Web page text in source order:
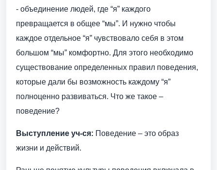
- объединение людей, где “я” каждого
превращается в общее “мы”. И нужно чтобы
каждое отдельное “я” чувствовало себя в этом
большом “мы” комфортно. Для этого необходимо
существование определенных правил поведения,
которые дали бы возможность каждому “я”
полноценно развиваться. Что же такое –
поведение?
Выступление уч-ся: Поведение – это образ
жизни и действий.